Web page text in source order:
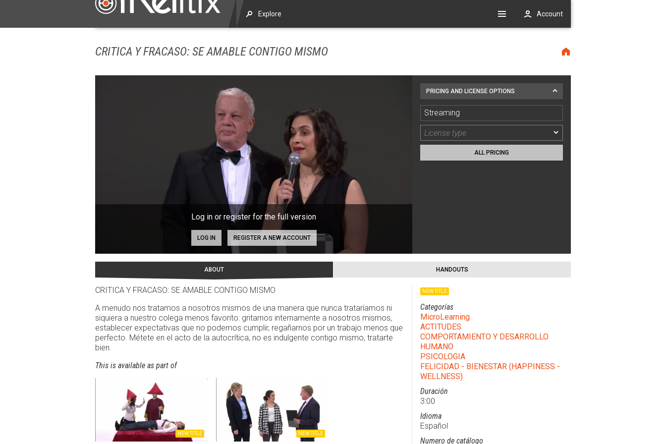
CRITICA Y FRACASO: SE AMABLE CONTIGO MISMO
Log in or register for the full version
LOG IN REGISTER A NEW ACCOUNT
PRICING AND LICENSE OPTIONS
Streaming
ALL PRICING
ABOUT HANDOUTS
CRITICA Y FRACASO: SE AMABLE CONTIGO MISMO
A menudo nos tratamos a nosotros mismos de una manera que nunca trataríamos ni
siquiera a nuestro colega menos favorito: gritarnos internamente a nosotros mismos,
establecer expectativas que no podemos cumplir, regañarnos por un trabajo menos que
perfecto. Métete en el acto de la autocrítica, no es indulgente contigo mismo, tratarte
bien.
This is available as part of
NEW TITLE NEW TITLE
NEW TITLE
Categorías
MicroLearning
ACTITUDES
COMPORTAMIENTO Y DESARROLLO
HUMANO
PSICOLOGIA
FELICIDAD - BIENESTAR (HAPPINESS -
WELLNESS)
Duración
3:00
Idioma
Español
Numero de catálogo
Explore Account